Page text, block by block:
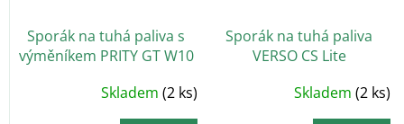
Sporák na tuhá paliva s
výměníkem PRITY GT W10
Skladem(2 ks)
Sporák na tuhá paliva
VERSO CS Lite
Skladem (2 ks)